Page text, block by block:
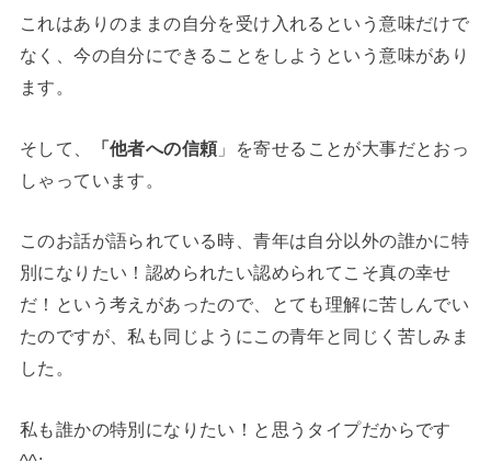
これはありのままの自分を受け入れるという意味だけで
なく、今の自分にできることをしようという意味があり
ます。
そして、 「他者への信頼 」を寄せることが大事だとおっ
しゃっています。
このお話が語られている時、青年は自分以外の誰かに特
別になりたい！認められたい認められてこそ真の幸せ
だ！という考えがあったので、とても理解に苦しんでい
たのですが、私も同じようにこの青年と同じく苦しみま
した。
私も誰かの特別になりたい！と思うタイプだからです